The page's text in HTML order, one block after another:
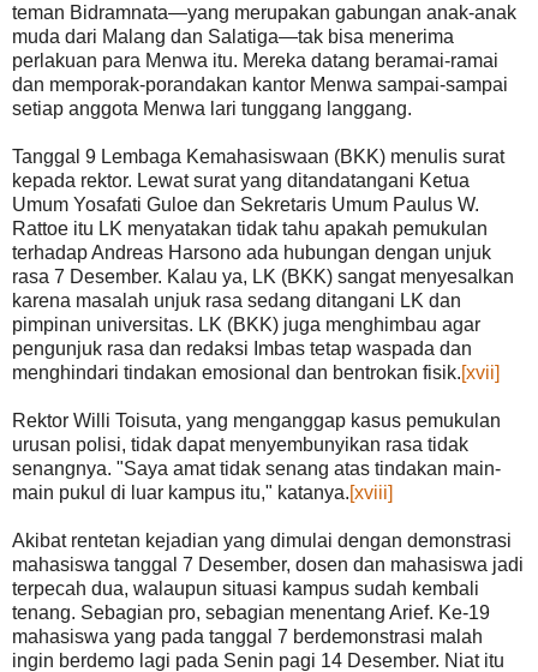
teman Bidramnata—yang merupakan gabungan anak-anak
muda dari Malang dan Salatiga—tak bisa menerima
perlakuan para Menwa itu. Mereka datang beramai-ramai
dan memporak-porandakan kantor Menwa sampai-sampai
setiap anggota Menwa lari tunggang langgang.
Tanggal 9 Lembaga Kemahasiswaan (BKK) menulis surat
kepada rektor. Lewat surat yang ditandatangani Ketua
Umum Yosafati Guloe dan Sekretaris Umum Paulus W.
Rattoe itu LK menyatakan tidak tahu apakah pemukulan
terhadap Andreas Harsono ada hubungan dengan unjuk
rasa 7 Desember. Kalau ya, LK (BKK) sangat menyesalkan
karena masalah unjuk rasa sedang ditangani LK dan
pimpinan universitas. LK (BKK) juga menghimbau agar
pengunjuk rasa dan redaksi Imbas tetap waspada dan
menghindari tindakan emosional dan bentrokan fisik.[xvii]
Rektor Willi Toisuta, yang menganggap kasus pemukulan
urusan polisi, tidak dapat menyembunyikan rasa tidak
senangnya. "Saya amat tidak senang atas tindakan main-
main pukul di luar kampus itu," katanya.[xviii]
Akibat rentetan kejadian yang dimulai dengan demonstrasi
mahasiswa tanggal 7 Desember, dosen dan mahasiswa jadi
terpecah dua, walaupun situasi kampus sudah kembali
tenang. Sebagian pro, sebagian menentang Arief. Ke-19
mahasiswa yang pada tanggal 7 berdemonstrasi malah
ingin berdemo lagi pada Senin pagi 14 Desember. Niat itu